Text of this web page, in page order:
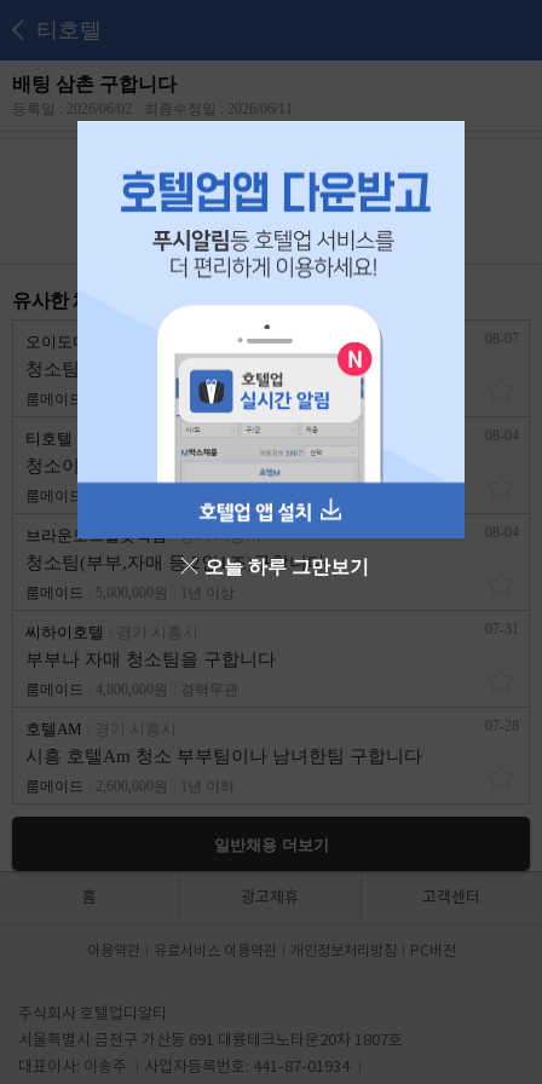
티호텔
배팅 삼촌 구합니다
등록일 : 2026/06/02 최종수정일 : 2026/06/11
본 공고는2026년 06월 21일 에 마감되었습니다.
유사한 채용 리스트
오이도더베이21관광호텔 경기 시흥시
청소팀 구함
룸메이드 경력무관
08-07
티호텔
청소이모님 구합니다
룸메이드
08-04
브라운도트월곶역점 경기 시흥시
청소팀(부부,자매 등 2인1조)구합니다
룸메이드 5,000,000원 1년 이상
08-04
씨하이호텔
부부나 자매 청소팀을 구합니다
룸메이드 4,800,000원 경력무관
07-31
호텔AM
시흥 호텔Am 청소 부부팀이나 남녀한팀 구합니다
룸메이드 2,600,000원 1년 이하
07-28
일반채용 더보기
오늘 하루 그만보기
홈 광고제휴 고객센터
이용약관 유료서비스 이용약관 개인정보처리방침 PC버전
주식회사 호텔업디알티
서울특별시 금천구 가산동 691 대륭테크노타운20차 1807호
대표이사: 이송주
사업자등록번호: 441-87-01934